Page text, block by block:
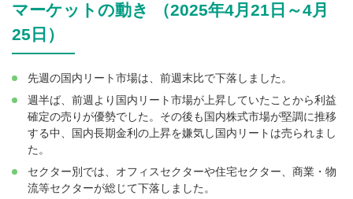
マーケットの動き （2025年4月21日～4月
25日）
先週の国内リート市場は、前週末比で下落しました。
週半ば、前週より国内リート市場が上昇していたことから利益
確定の売りが優勢でした。その後も国内株式市場が堅調に推移
する中、国内長期金利の上昇を嫌気し国内リートは売られまし
た。
セクター別では、オフィスセクターや住宅セクター、商業・物
流等セクターが総じて下落しました。